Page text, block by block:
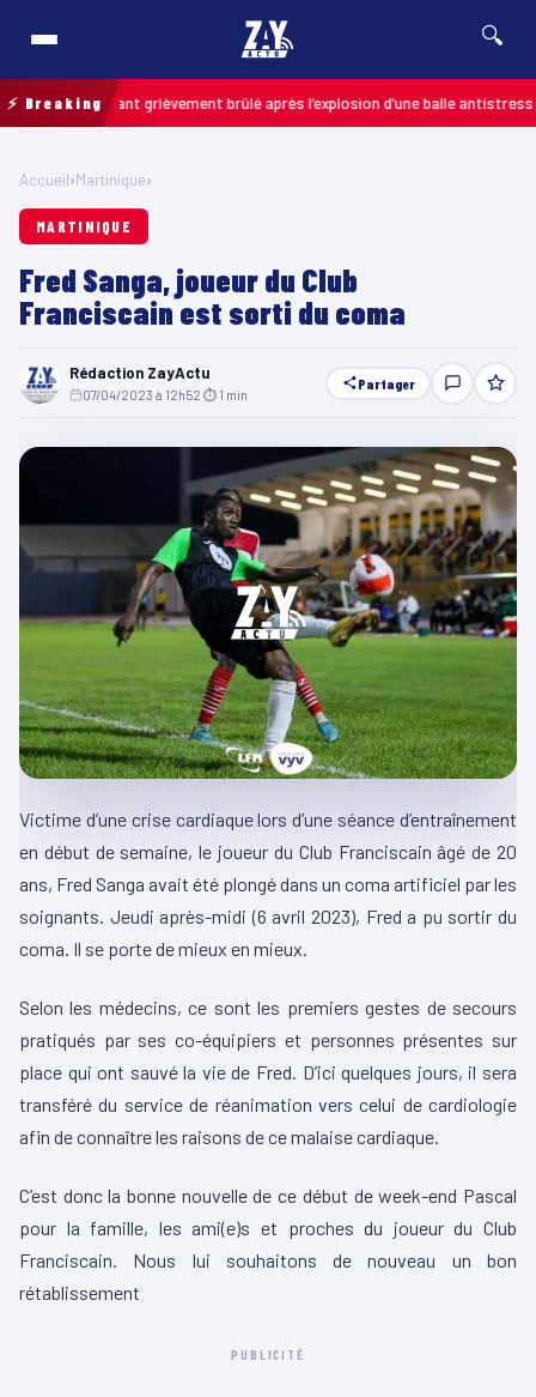
🔍
⚡ Breaking
: un enfant grièvement brûlé après l’explosion d’une balle antistress
Accueil›Martinique›
MARTINIQUE
Fred Sanga, joueur du Club
Franciscain est sorti du coma
Rédaction ZayActu
07/04/2023 à 12h52 ⏱ 1 min
Partager
Victime d’une crise cardiaque lors d’une séance d’entraînement
en début de semaine, le joueur du Club Franciscain âgé de 20
ans, Fred Sanga avait été plongé dans un coma artificiel par les
soignants. Jeudi après-midi(6 avril 2023), Fred a pu sortir du
coma. Il se porte de mieux en mieux.
Selon les médecins, ce sont les premiers gestes de secours
pratiqués par ses co-équipiers et personnes présentes sur
place qui ont sauvé la vie de Fred. D’ici quelques jours, il sera
transféré du service de réanimation vers celui de cardiologie
afin de connaître les raisons de ce malaise cardiaque.
C’est donc la bonne nouvelle de ce début de week-end Pascal
pour la famille, les ami(e)s et proches du joueur du Club
Franciscain. Nous lui souhaitons de nouveau un bon
rétablissement
PUBLICITÉ